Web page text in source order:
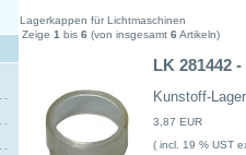
Lagerkappen für Lichtmaschinen
Zeige 1 bis 6 (von insgesamt 6 Artikeln)
LK 281442
Kunstoff-
3,87 EUR
( incl. 19 % UST